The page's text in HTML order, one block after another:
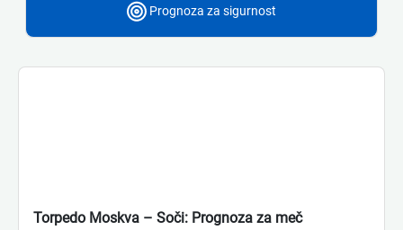
Prognoza za sigurnost
Torpedo Moskva – Soči: Prognoza za meč